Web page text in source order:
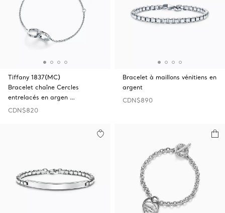
Tiffany 1837(MC)
Bracelet chaîne Cercles
entrelacés en argen …
CDN$820
Bracelet à maillons vénitiens en
argent
CDN$890